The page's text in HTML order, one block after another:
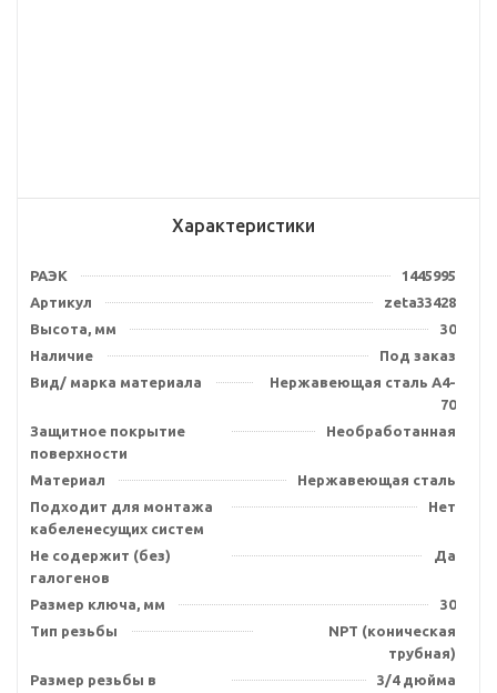
Характеристики
РАЭК
1445995
Артикул
zeta33428
Высота, мм
30
Наличие
Под заказ
Вид/ марка материала
Нержавеющая сталь А4-
70
Защитное покрытие
поверхности
Необработанная
Материал
Нержавеющая сталь
Подходит для монтажа
кабеленесущих систем
Нет
Не содержит (без)
галогенов
Да
Размер ключа, мм
30
Тип резьбы
NPT (коническая
трубная)
Размер резьбы в
3/4 дюйма